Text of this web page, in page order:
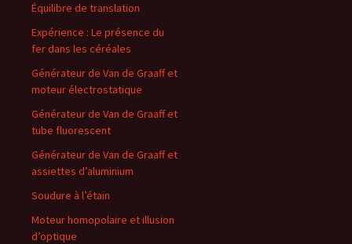
Équilibre de translation
Expérience : Le présence du
fer dans les céréales
Générateur de Van de Graaff et
moteur électrostatique
Générateur de Van de Graaff et
tube fluorescent
Générateur de Van de Graaff et
assiettes d’aluminium
Soudure à l’étain
Moteur homopolaire et illusion
d’optique